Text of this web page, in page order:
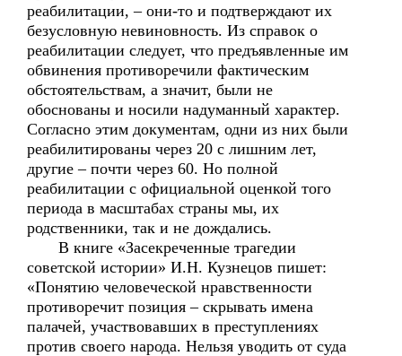
реабилитации, – они-то и подтверждают их
безусловную невиновность. Из справок о
реабилитации следует, что предъявленные им
обвинения противоречили фактическим
обстоятельствам, а значит, были не
обоснованы и носили надуманный характер.
Согласно этим документам, одни из них были
реабилитированы через 20 с лишним лет,
другие – почти через 60. Но полной
реабилитации с официальной оценкой того
периода в масштабах страны мы, их
родственники, так и не дождались.
В книге «Засекреченные трагедии
советской истории» И.Н. Кузнецов пишет:
«Понятию человеческой нравственности
противоречит позиция – скрывать имена
палачей, участвовавших в преступлениях
против своего народа. Нельзя уводить от суда